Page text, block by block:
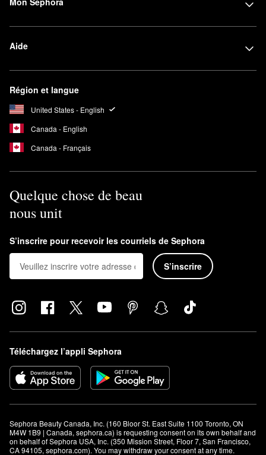
Aide
Région et langue
United States - English
Canada - English
Canada - Français
Quelque chose de beau
nous unit
S’inscrire pour recevoir les courriels de Sephora
S’inscrire
Téléchargez l’appli Sephora
Sephora Beauty Canada, Inc. (160 Bloor St. East Suite 1100 Toronto, ON
M4W 1B9 | Canada, sephora.ca) is requesting consent on its own behalf and
on behalf of Sephora USA, Inc. (350 Mission Street, Floor 7, San Francisco,
CA 94105, sephora.com). You may withdraw your consent at any time.